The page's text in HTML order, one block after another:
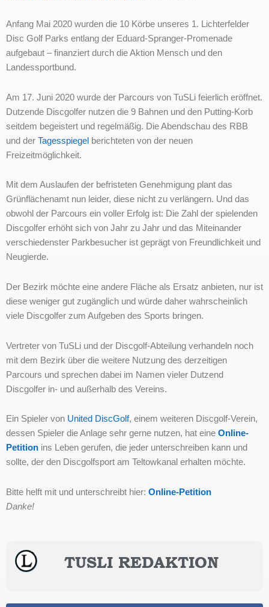
Anfang Mai 2020 wurden die 10 Körbe unseres 1. Lichterfelder
Disc Golf Parks entlang der Eduard-Spranger-Promenade
aufgebaut – finanziert durch die Aktion Mensch und den
Landessportbund.
Am 17. Juni 2020 wurde der Parcours von TuSLi feierlich eröffnet.
Dutzende Discgolfer nutzen die 9 Bahnen und den Putting-Korb
seitdem begeistert und regelmäßig. Die Abendschau des RBB
und der Tagesspiegel berichteten von der neuen
Freizeitmöglichkeit.
Mit dem Auslaufen der befristeten Genehmigung plant das
Grünflächenamt nun leider, diese nicht zu verlängern. Und das
obwohl der Parcours ein voller Erfolg ist: Die Zahl der spielenden
Discgolfer erhöht sich von Jahr zu Jahr und das Miteinander
verschiedenster Parkbesucher ist geprägt von Freundlichkeit und
Neugierde.
Der Bezirk möchte eine andere Fläche als Ersatz anbieten, nur ist
diese weniger gut zugänglich und würde daher wahrscheinlich
viele Discgolfer zum Aufgeben des Sports bringen.
Vertreter von TuSLi und der Discgolf-Abteilung verhandeln noch
mit dem Bezirk über die weitere Nutzung des derzeitigen
Parcours und sprechen dabei im Namen vieler Dutzend
Discgolfer in- und außerhalb des Vereins.
Ein Spieler von United DiscGolf, einem weiteren Discgolf-Verein,
dessen Spieler die Anlage sehr gerne nutzen, hat eine Online-
Petition ins Leben gerufen, die jeder unterschreiben kann und
sollte, der den Discgolfsport am Teltowkanal erhalten möchte.
Bitte helft mit und unterschreibt hier: Online-Petition
Danke!
TUSLI REDAKTION